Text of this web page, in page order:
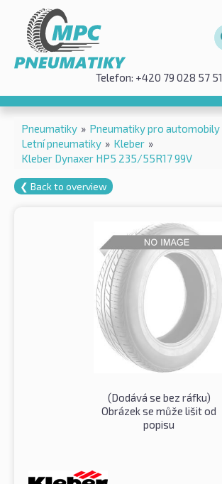
Telefon: +420 79 028 57 51
Pneumatiky » Pneumatiky pro automobily
Letní pneumatiky » Kleber »
Kleber Dynaxer HP5 235/55R17 99V
❮ Back to overview
(Dodává se bez ráfku)
Obrázek se může lišit od
popisu